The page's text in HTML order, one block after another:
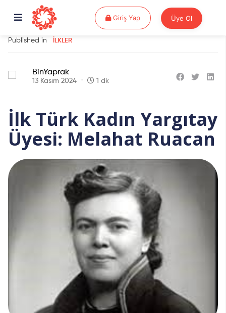
Giriş YapGiriş Yap Üye Ol
Published in İLKLER
BinYaprak
13 Kasım 2024 1 dk
İlk Türk Kadın Yargıtay
Üyesi: Melahat Ruacan